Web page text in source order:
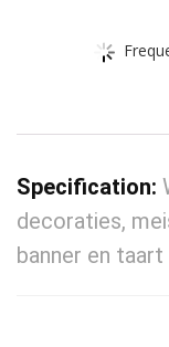
Specification:
decoraties,
banner en